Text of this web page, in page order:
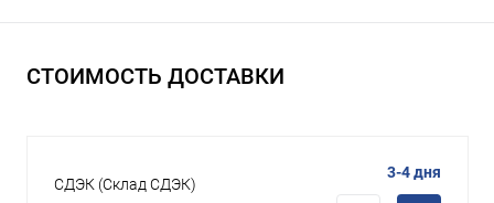
СТОИМОСТЬ ДОСТАВКИ
СДЭК (Склад СДЭК)
3-4 дня